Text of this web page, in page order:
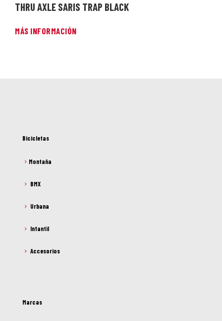
THRU AXLE SARIS TRAP BLACK
MÁS INFORMACIÓN
Bicicletas
Montaña
BMX
Urbana
Infantil
Accesorios
Marcas